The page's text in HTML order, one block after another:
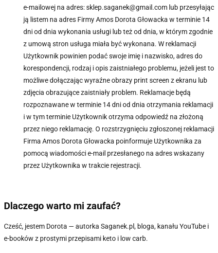
e-mailowej na adres: sklep.saganek@gmail.com lub przesyłając
ją listem na adres Firmy Amos Dorota Głowacka w terminie 14
dni od dnia wykonania usługi lub też od dnia, w którym zgodnie
z umową stron usługa miała być wykonana. W reklamacji
Użytkownik powinien podać swoje imię i nazwisko, adres do
korespondencji, rodzaj i opis zaistniałego problemu, jeżeli jest to
możliwe dołączając wyraźne obrazy print screen z ekranu lub
zdjęcia obrazujące zaistniały problem. Reklamacje będą
rozpoznawane w terminie 14 dni od dnia otrzymania reklamacji
i w tym terminie Użytkownik otrzyma odpowiedź na złożoną
przez niego reklamację. O rozstrzygnięciu zgłoszonej reklamacji
Firma Amos Dorota Głowacka poinformuje Użytkownika za
pomocą wiadomości e-mail przesłanego na adres wskazany
przez Użytkownika w trakcie rejestracji.
Dlaczego warto mi zaufać?
Cześć, jestem Dorota — autorka Saganek.pl, bloga, kanału YouTube i
e-booków z prostymi przepisami keto i low carb.